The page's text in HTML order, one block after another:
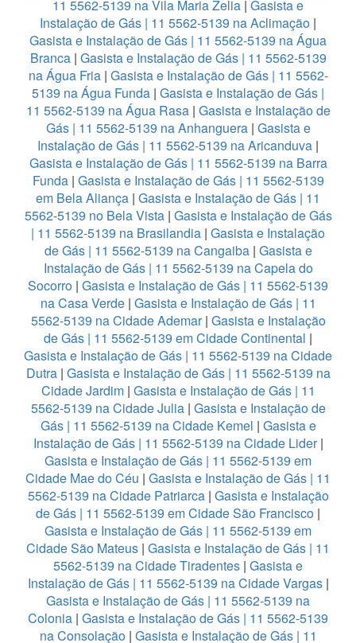
11 5562-5139 na Vila Maria Zelia | Gasista e
Instalação de Gás | 11 5562-5139 na Aclimação |
Gasista e Instalação de Gás | 11 5562-5139 na Água
Branca| Gasista e Instalação de Gás | 11 5562-5139
na Água Fria| Gasista e Instalação de Gás | 11 5562-
5139 na Água Funda | Gasista e Instalação de Gás |
11 5562-5139 na Água Rasa | Gasista e Instalação de
Gás | 11 5562-5139 na Anhanguera| Gasista e
Instalação de Gás | 11 5562-5139 na Aricanduva |
Gasista e Instalação de Gás | 11 5562-5139 na Barra
Funda | Gasista e Instalação de Gás | 11 5562-5139
em Bela Aliança | Gasista e Instalação de Gás | 11
5562-5139 no Bela Vista| Gasista e Instalação de Gás
| 11 5562-5139 na Brasilandia | Gasista e Instalação
de Gás | 11 5562-5139 na Cangaiba| Gasista e
Instalação de Gás | 11 5562-5139 na Capela do
Socorro | Gasista e Instalação de Gás | 11 5562-5139
na Casa Verde| Gasista e Instalação de Gás | 11
5562-5139 na Cidade Ademar| Gasista e Instalação
de Gás | 11 5562-5139 em Cidade Continental |
Gasista e Instalação de Gás | 11 5562-5139 na Cidade
Dutra | Gasista e Instalação de Gás | 11 5562-5139 na
Cidade Jardim| Gasista e Instalação de Gás | 11
5562-5139 na Cidade Julia | Gasista e Instalação de
Gás | 11 5562-5139 na Cidade Kemel | Gasista e
Instalação de Gás | 11 5562-5139 na Cidade Lider|
Gasista e Instalação de Gás | 11 5562-5139 em
Cidade Mae do Céu | Gasista e Instalação de Gás | 11
5562-5139 na Cidade Patriarca| Gasista e Instalação
de Gás | 11 5562-5139 em Cidade São Francisco |
Gasista e Instalação de Gás | 11 5562-5139 em
Cidade São Mateus | Gasista e Instalação de Gás | 11
5562-5139 na Cidade Tiradentes | Gasista e
Instalação de Gás | 11 5562-5139 na Cidade Vargas |
Gasista e Instalação de Gás | 11 5562-5139 na
Colonia | Gasista e Instalação de Gás | 11 5562-5139
na Consolação | Gasista e Instalação de Gás | 11